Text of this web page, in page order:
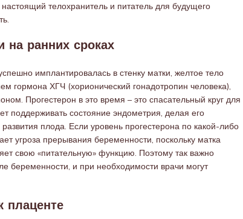
телохранитель и питатель для будущего
на ранних сроках
имплантировалась в стенку матки, желтое тело
гормона ХГЧ (хорионический гонадотропин человека),
Прогестерон в это время – это спасательный круг для
поддерживать состояние эндометрия, делая его
плода. Если уровень прогестерона по какой-либо
угроза прерывания беременности, поскольку матка
свою «питательную» функцию. Поэтому так важно
беременности, и при необходимости врачи могут
плаценте